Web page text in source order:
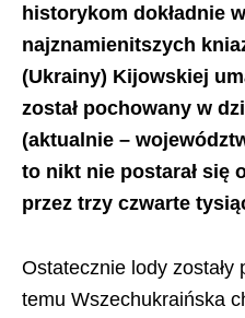
historykom dokładnie
najznamienitszych
(Ukrainy) Kijowskiej
został pochowany w
(aktualnie –
to nikt nie postarał się
przez trzy czwarte
Ostatecznie lody zostały
temu Wszechukraińska